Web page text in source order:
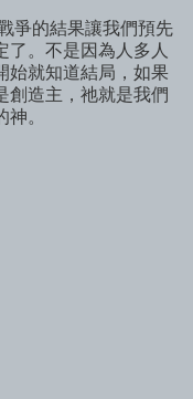
爭的結果讓我們預先
了。不是因為人多人
始就知道結局，如果
創造主，祂就是我們
。